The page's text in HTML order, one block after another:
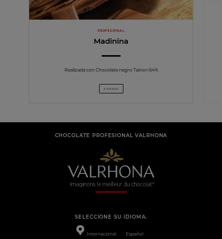
PROFESIONAL
Madinina
Realizada con Chocolate negro Taïnori 64%
3 PASOS
CHOCOLATE PROFESIONAL VALRHONA
SELECCIONE SU IDIOMA.
Internacional Español